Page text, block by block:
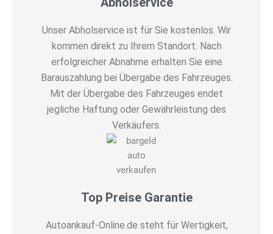
Unser Abholservice ist für Sie kostenlos. Wir
kommen direkt zu Ihrem Standort. Nach
erfolgreicher Abnahme erhalten Sie eine
Barauszahlung bei Übergabe des Fahrzeuges.
Mit der Übergabe des Fahrzeuges endet
jegliche Haftung oder Gewährleistung des
Verkäufers.
Top Preise Garantie
Autoankauf-Online.de steht für Wertigkeit,